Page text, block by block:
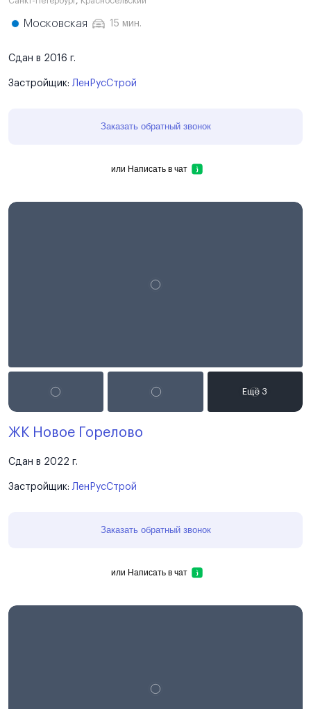
Московская 15 мин.
Сдан в 2016 г.
Застройщик: ЛенРусСтрой
Заказать обратный звонок
или Написать в чат
ЖК Новое Горелово
Сдан в 2022 г.
Застройщик:ЛенРусСтрой
Заказать обратный звонок
или Написать в чат